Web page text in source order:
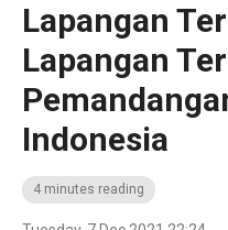
Lapangan
Lapangan
Indonesia
4 minutes reading